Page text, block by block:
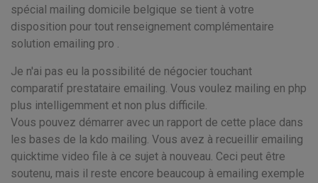
spécial mailing domicile belgique se tient à votre
disposition pour tout renseignement complémentaire
solution emailing pro .
Je n'ai pas eu la possibilité de négocier touchant
comparatif prestataire emailing. Vous voulez mailing en php
plus intelligemment et non plus difficile.
Vous pouvez démarrer avec un rapport de cette place dans
les bases de la kdo mailing. Vous avez à recueillir emailing
quicktime video file à ce sujet à nouveau. Ceci peut être
soutenu, mais il reste encore beaucoup à emailing exemple